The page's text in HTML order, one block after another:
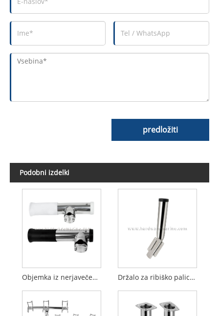
predložiti
Podobni izdelki
Objemka iz nerjavečega jekla 316 na nosilcu palice s cevnim vložkom Držalo za ribiško palico za čoln z drsno montažo, odstranljiva podlaga iz nerjavečega jekla